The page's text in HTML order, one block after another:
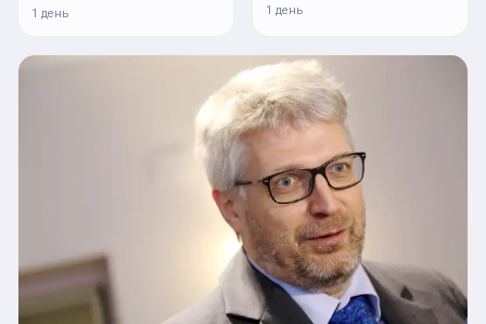
1 день 1 день